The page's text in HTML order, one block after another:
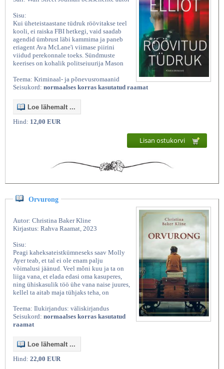
Sisu:
Kui üheteistaastane tüdruk röövitakse teel
kooli, ei raiska FBI hetkegi, vaid saadab
agendid ümbrust läbi kammima ja paneb
eriagent Ava McLane'i viimase piirini
viidud perekonnale toeks. Sündmuste
keerises on kohalik politseiuurija Mason
Teema: Kriminaal- ja põnevusromaanid
Seisukord: normaalses korras kasutatud raamat
Loe lähemalt ...
Hind: 12,00 EUR
Lisan ostukorvi
Orvurong
Autor: Christina Baker Kline
Kirjastus: Rahva Raamat, 2023
Sisu:
Peagi kaheksateistkümneseks saav Molly
Ayer teab, et tal ei ole enam palju
võimalusi jäänud. Veel mõni kuu ja ta on
liiga vana, et elada edasi oma kasuperes,
ning ühiskasulik töö ühe vana naise juures,
kellel ta aitab maja tühjaks teha, on
Teema: Ilukirjandus: väliskirjandus
Seisukord: normaalses korras kasutatud
raamat
Loe lähemalt ...
Hind: 22,00 EUR